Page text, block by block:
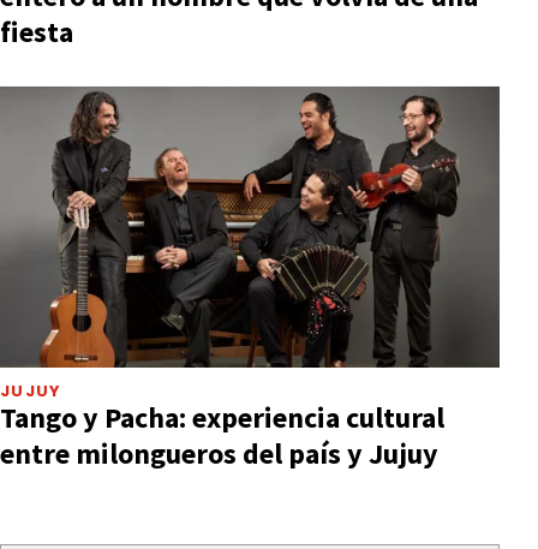
fiesta
JUJUY
Tango y Pacha: experiencia cultural
entre milongueros del país y Jujuy